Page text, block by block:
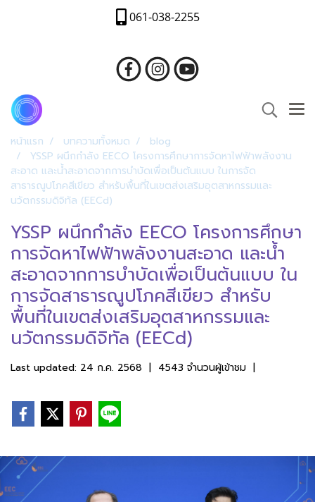
061-038-2255
หน้าแรก บทความทั้งหมด
blog
YSSP ผนึกกำลัง EECO โครงการศึกษาการจัดหาไฟฟ้าพลังงาน
สะอาด และน้ำสะอาดจากการบำบัดเพื่อเป็นต้นแบบ ในการจัด
สาธารณูปโภคสีเขียว สำหรับพื้นที่ในเขตส่งเสริมอุตสาหกรรมและ
นวัตกรรมดิจิทัล (EECd)
YSSP ผนึกกำลัง EECO โครงการศึกษา
การจัดหาไฟฟ้าพลังงานสะอาด และน้ำ
สะอาดจากการบำบัดเพื่อเป็นต้นแบบ ใน
การจัดสาธารณูปโภคสีเขียว สำหรับ
พื้นที่ในเขตส่งเสริมอุตสาหกรรมและ
นวัตกรรมดิจิทัล (EECd)
Last updated: 24 ก.ค. 2568 | 4543 จำนวนผู้เข้าชม |